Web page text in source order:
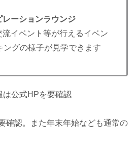
ーションラウンジ
イベント等が行えるイベン
ングの様子が見学できます
公式HPを要確認
確認。また年末年始なども通常の